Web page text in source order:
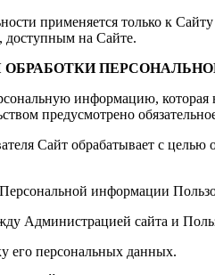
применяется только к
доступным на Сайте.
ОБРАБОТКИ
информацию,
предусмотрено
Сайт обрабатывает с
информации
Администрацией сайта и
его персональных данных.